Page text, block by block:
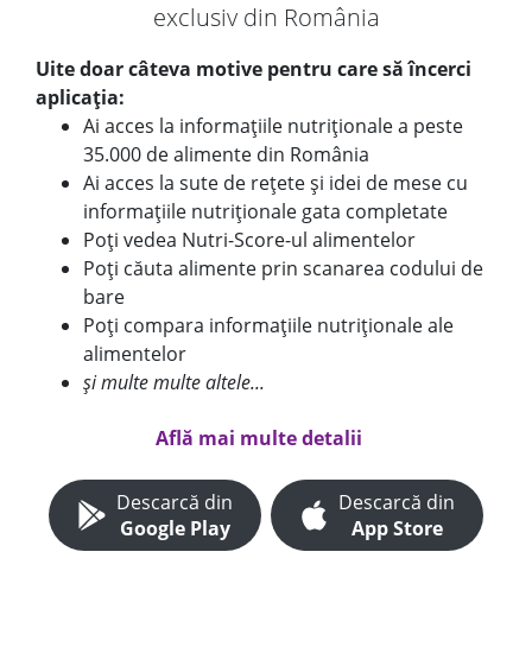
exclusiv din România
Uite doar câteva motive pentru care să încerci
aplicația:
Ai acces la informațiile nutriționale a peste
35.000 de alimente din România
Ai acces la sute de rețete și idei de mese cu
informațiile nutriționale gata completate
Poți vedea Nutri-Score-ul alimentelor
Poți căuta alimente prin scanarea codului de
bare
Poți compara informațiile nutriționale ale
alimentelor
și multe multe altele...
Află mai multe detalii
Descarcă din
Google Play
Descarcă din
App Store